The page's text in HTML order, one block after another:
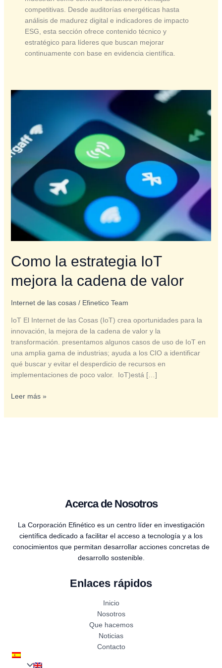
competitivas. Desde auditorías energéticas hasta
análisis de madurez digital e indicadores de impacto
ESG, esta sección ofrece contenido técnico y
estratégico para líderes que buscan mejorar
continuamente con base en evidencia científica.
Como la estrategia IoT
mejora la cadena de valor
Internet de las cosas/ Efinetico Team
IoT El Internet de las Cosas (IoT) crea oportunidades para la
innovación, la mejora de la cadena de valor y la
transformación. presentamos algunos casos de uso de IoT en
una amplia gama de industrias; ayuda a los CIO a identificar
qué buscar y evitar el desperdicio de recursos en
implementaciones de poco valor. IoT)está […]
Como
mejora
la
cadena
valor
Leer más »
Acerca de Nosotros
La Corporación Efinético es un centro líder en investigación
científica dedicado a facilitar el acceso a tecnología y a los
conocimientos que permitan desarrollar acciones concretas de
desarrollo sostenible.
Enlaces rápidos
Inicio
Nosotros
Que hacemos
Noticias
Contacto